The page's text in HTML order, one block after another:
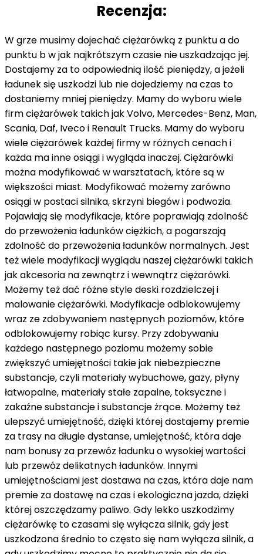
Recenzja:
W grze musimy dojechać ciężarówką z punktu a do
punktu b w jak najkrótszym czasie nie uszkadzając jej.
Dostajemy za to odpowiednią ilość pieniędzy, a jeżeli
ładunek się uszkodzi lub nie dojedziemy na czas to
dostaniemy mniej pieniędzy. Mamy do wyboru wiele
firm ciężarówek takich jak Volvo, Mercedes-Benz, Man,
Scania, Daf, Iveco i Renault Trucks. Mamy do wyboru
wiele ciężarówek każdej firmy w różnych cenach i
każda ma inne osiągi i wygląda inaczej. Ciężarówki
można modyfikować w warsztatach, które są w
większości miast. Modyfikować możemy zarówno
osiągi w postaci silnika, skrzyni biegów i podwozia.
Pojawiają się modyfikacje, które poprawiają zdolność
do przewożenia ładunków ciężkich, a pogarszają
zdolność do przewożenia ładunków normalnych. Jest
też wiele modyfikacji wyglądu naszej ciężarówki takich
jak akcesoria na zewnątrz i wewnątrz ciężarówki.
Możemy też dać różne style deski rozdzielczej i
malowanie ciężarówki. Modyfikacje odblokowujemy
wraz ze zdobywaniem następnych poziomów, które
odblokowujemy robiąc kursy. Przy zdobywaniu
każdego następnego poziomu możemy sobie
zwiększyć umiejętności takie jak niebezpieczne
substancje, czyli materiały wybuchowe, gazy, płyny
łatwopalne, materiały stałe zapalne, toksyczne i
zakaźne substancje i substancje żrące. Możemy też
ulepszyć umiejętność, dzięki której dostajemy premie
za trasy na długie dystanse, umiejętność, która daje
nam bonusy za przewóz ładunku o wysokiej wartości
lub przewóz delikatnych ładunków. Innymi
umiejętnościami jest dostawa na czas, która daje nam
premie za dostawę na czas i ekologiczna jazda, dzięki
której oszczędzamy paliwo. Gdy lekko uszkodzimy
ciężarówkę to czasami się wyłącza silnik, gdy jest
uszkodzona średnio to często się nam wyłącza silnik, a